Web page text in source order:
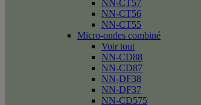
NN-CT57
NN-CT56
NN-CT55
Micro-ondes combiné
Voir tout
NN-CD88
NN-CD87
NN-DF38
NN-DF37
NN-CD575